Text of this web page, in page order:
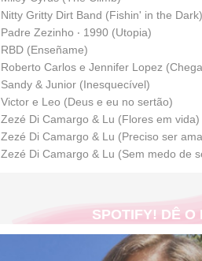
Nitty Gritty Dirt Band (Fishin' in the Dark)
Padre Zezinho ‧ 1990 (Utopia)
RBD (Enseñame)
Roberto Carlos e Jennifer Lopez
Sandy & Junior (Inesquecível)
Victor e Leo (Deus e eu no sertão)
Zezé Di Camargo & Lu (Flores em vida)
Zezé Di Camargo & Lu (Preciso ser
Zezé Di Camargo & Lu (Sem medo de
SPOTIFY! DÊ O